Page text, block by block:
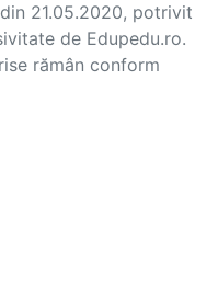
21.05.2020, potrivit
de Edupedu.ro.
rămân conform